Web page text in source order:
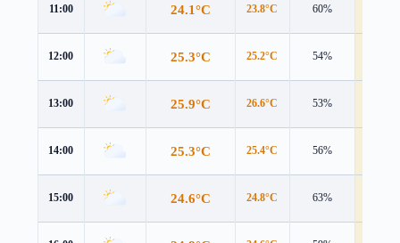
11:00 24.1°C 23.8°C 60%
12:00 25.3°C 25.2°C 54%
13:00 25.9°C 26.6°C 53%
14:00 25.3°C 25.4°C 56%
15:00 24.6°C 24.8°C 63%